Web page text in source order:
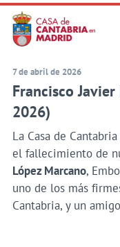
Saltar
al
contenido
principal
Principal
7 de abril de 2026
Francisco
2026)
La Casa de
el fallecimiento de
López Marcano,
uno de los más
Cantabria, y un